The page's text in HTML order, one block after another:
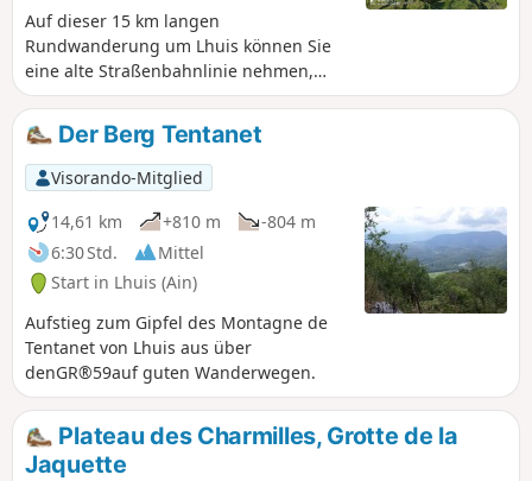
Auf dieser 15 km langen
Rundwanderung um Lhuis können Sie
eine alte Straßenbahnlinie nehmen,
einen schönen Teich überblicken,
typischen Bächen folgen, eine Quelle
beobachten und ein Geröllfeld
durchqueren. Mehrere Aussichtspunkte
auf die Rhône und ihr Tal, auf das
Kernkraftwerk Creys oder auch auf den
Berg Tentanet machen diese
Wanderung sehr attraktiv.
Der Berg Tentanet
Visorando-Mitglied
14,61 km
+810 m
-804 m
6:30 Std.
Mittel
Start in Lhuis (Ain)
Aufstieg zum Gipfel des Montagne de
Tentanet von Lhuis aus über
denGR®59auf guten Wanderwegen.
Plateau des Charmilles, Grotte de la
Jaquette